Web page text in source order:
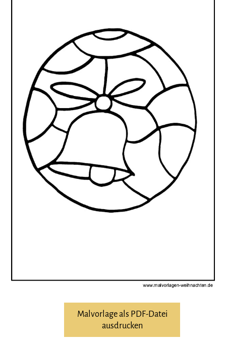
Malvorlage als PDF-Datei
ausdrucken